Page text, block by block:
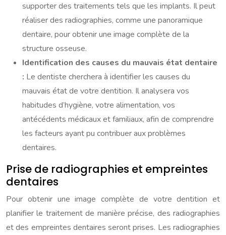
supporter des traitements tels que les implants. Il peut
réaliser des radiographies, comme une panoramique
dentaire, pour obtenir une image complète de la
structure osseuse.
Identification des causes du mauvais état dentaire
: Le dentiste cherchera à identifier les causes du
mauvais état de votre dentition. Il analysera vos
habitudes d’hygiène, votre alimentation, vos
antécédents médicaux et familiaux, afin de comprendre
les facteurs ayant pu contribuer aux problèmes
dentaires.
Prise de radiographies et empreintes
dentaires
Pour obtenir une image complète de votre dentition et
planifier le traitement de manière précise, des radiographies
et des empreintes dentaires seront prises. Les radiographies